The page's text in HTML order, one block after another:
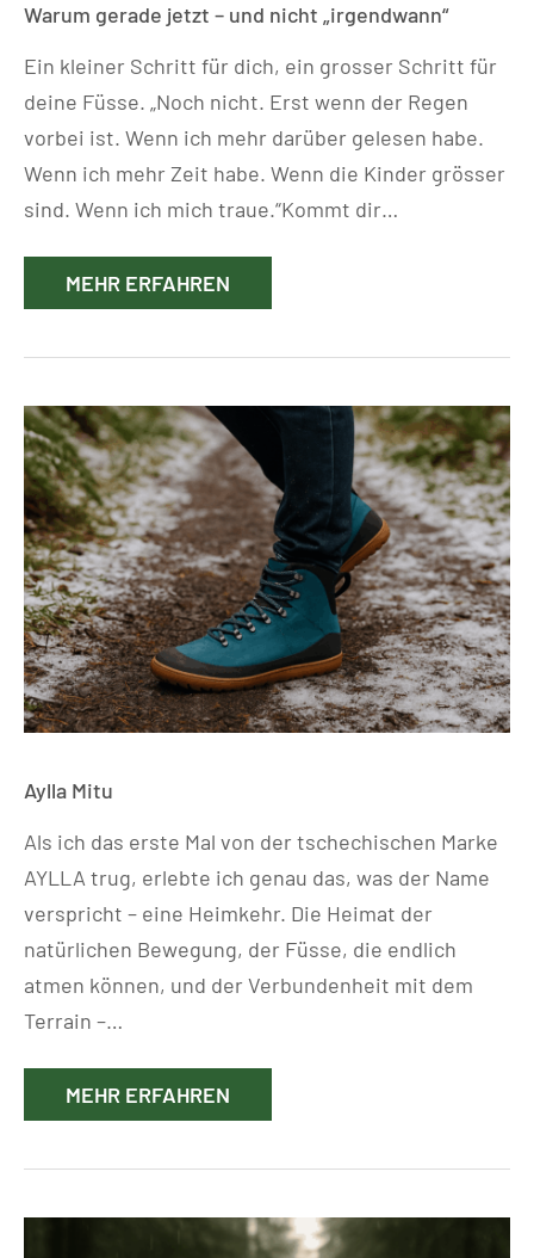
Warum gerade jetzt – und nicht „irgendwann“
Ein kleiner Schritt für dich, ein grosser Schritt für
deine Füsse. „Noch nicht. Erst wenn der Regen
vorbei ist. Wenn ich mehr darüber gelesen habe.
Wenn ich mehr Zeit habe. Wenn die Kinder grösser
sind. Wenn ich mich traue.“Kommt dir…
MEHR ERFAHREN
Aylla Mitu
Als ich das erste Mal von der tschechischen Marke
AYLLA trug, erlebte ich genau das, was der Name
verspricht – eine Heimkehr. Die Heimat der
natürlichen Bewegung, der Füsse, die endlich
atmen können, und der Verbundenheit mit dem
Terrain –…
MEHR ERFAHREN